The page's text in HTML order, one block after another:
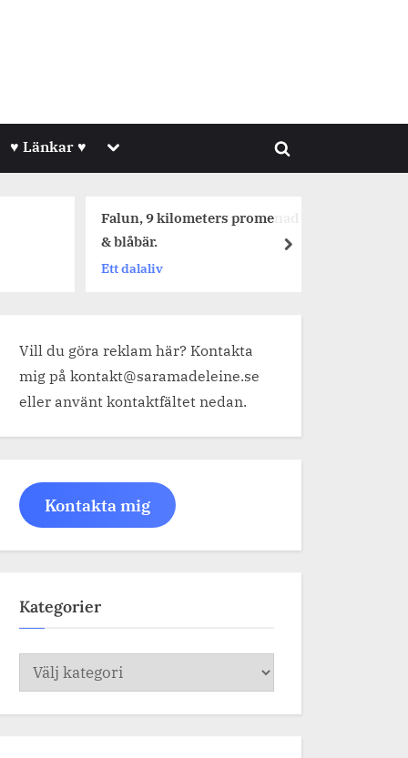
♥ Länkar ♥ Toggle
menu
Toggle
Falun, 9 kilometers promenad
& blåbär.
Ett dalaliv
next
Vill du göra reklam här? Kontakta
mig på kontakt@saramadeleine.se
eller använt kontaktfältet nedan.
Kontakta mig
Kategorier
Kategorier